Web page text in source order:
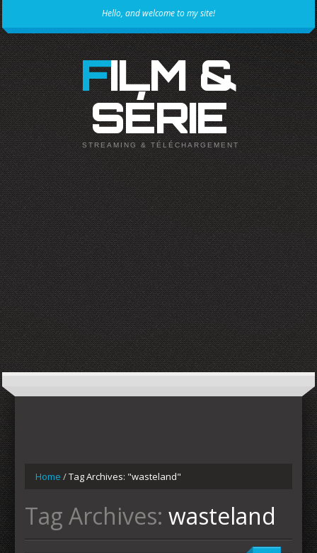
Hello, and welcome to my site!
FILM &
SÉRIE
STREAMING & TÉLÉCHARGEMENT
Home /Tag Archives: "wasteland"
Tag Archives: wasteland